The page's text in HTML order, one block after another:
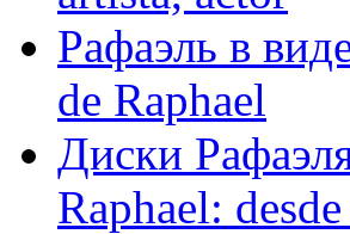
Рафаэль в
de Raphael
Диски
Raphael: